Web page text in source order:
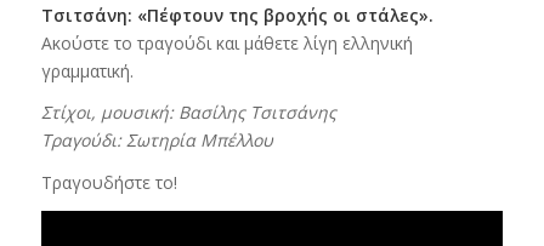
Τσιτσάνη: «Πέφτουν της βροχής οι στάλες».
Ακούστε το τραγούδι και μάθετε λίγη ελληνική
γραμματική.
Στίχοι, μουσική: Βασίλης Τσιτσάνης
Τραγούδι: Σωτηρία Μπέλλου
Τραγουδήστε το!